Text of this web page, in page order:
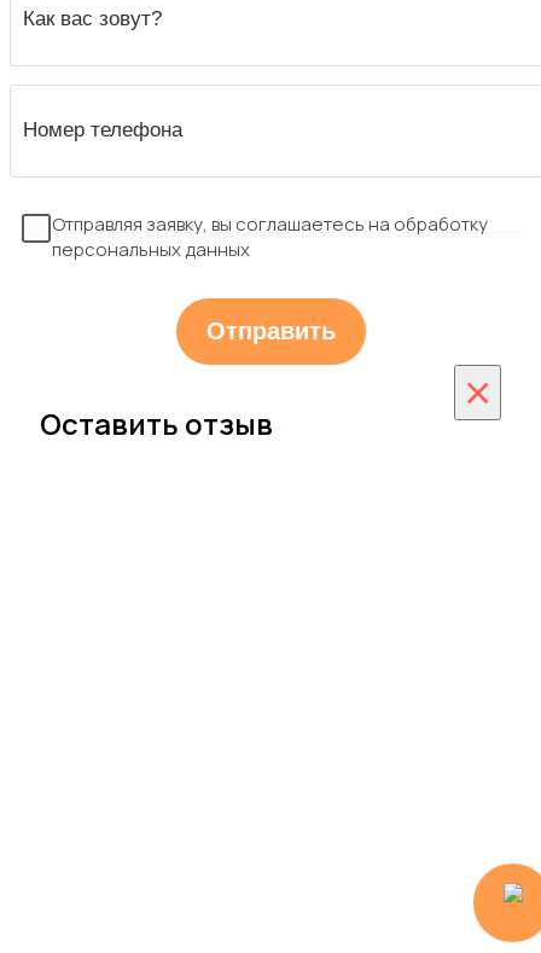
Отправляя заявку, вы соглашаетесь на обработку
персональных данных
×
Оставить отзыв